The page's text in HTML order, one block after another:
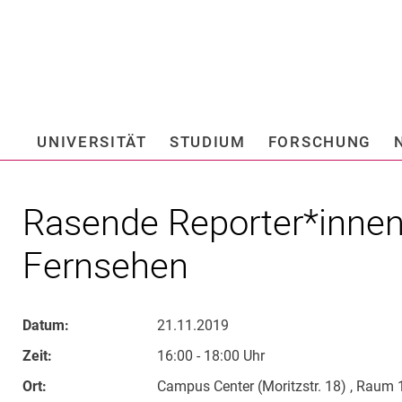
Springe direkt zu:
UNIVERSITÄT STUDIUM FORSCHUNG
Rasende
Fernsehen
Datum:
21.11.2019
Zeit:
16:00 - 18:00 Uhr
Ort:
Campus Center (Moritzstr. 18) , Raum